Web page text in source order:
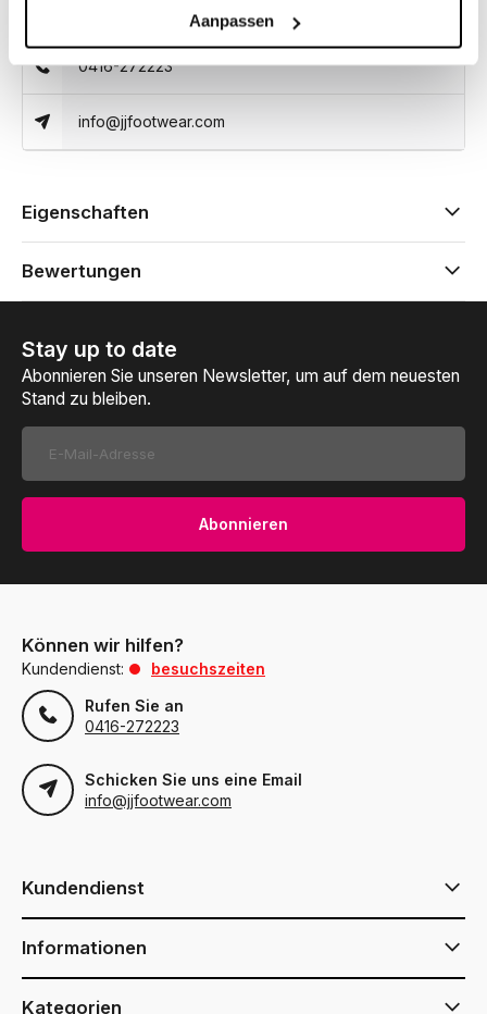
Aanpassen
besuchszeiten
0416-272223
info@jjfootwear.com
Eigenschaften
Bewertungen
Stay up to date
Abonnieren Sie unseren Newsletter, um auf dem neuesten
Stand zu bleiben.
Abonnieren
Können wir hilfen?
Kundendienst:
besuchszeiten
Rufen Sie an
0416-272223
Schicken Sie uns eine Email
info@jjfootwear.com
Kundendienst
Informationen
Kategorien